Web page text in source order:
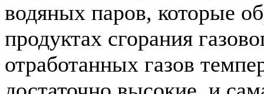
водяных паров, которые
продуктах сгорания
отработанных газов